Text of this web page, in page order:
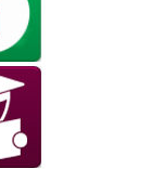
WPCookiePro